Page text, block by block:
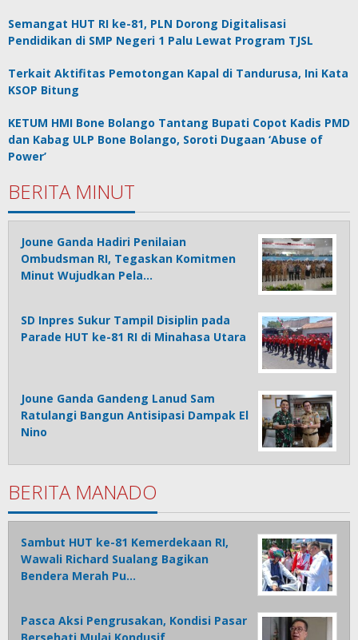
Semangat HUT RI ke-81, PLN Dorong Digitalisasi
Pendidikan di SMP Negeri 1 Palu Lewat Program TJSL
Terkait Aktifitas Pemotongan Kapal di Tandurusa, Ini Kata
KSOP Bitung
KETUM HMI Bone Bolango Tantang Bupati Copot Kadis PMD
dan Kabag ULP Bone Bolango, Soroti Dugaan ‘Abuse of
Power’
BERITA MINUT
Joune Ganda Hadiri Penilaian
Ombudsman RI, Tegaskan Komitmen
Minut Wujudkan Pela…
SD Inpres Sukur Tampil Disiplin pada
Parade HUT ke-81 RI di Minahasa Utara
Joune Ganda Gandeng Lanud Sam
Ratulangi Bangun Antisipasi Dampak El
Nino
BERITA MANADO
Sambut HUT ke-81 Kemerdekaan RI,
Wawali Richard Sualang Bagikan
Bendera Merah Pu…
Pasca Aksi Pengrusakan, Kondisi Pasar